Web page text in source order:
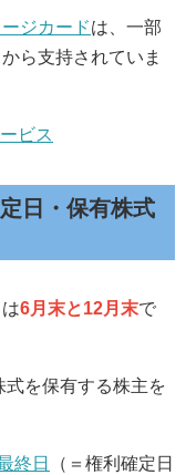
ジカードは、一部
ら支持されていま
ビス
日・保有株式
6月末と12月末で
式を保有する株主を
終日
（＝権利確定日